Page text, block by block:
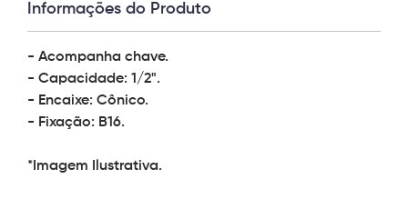
Informações do Produto
- Acompanha chave.
- Capacidade: 1/2".
- Encaixe: Cônico.
- Fixação: B16.
*Imagem Ilustrativa.